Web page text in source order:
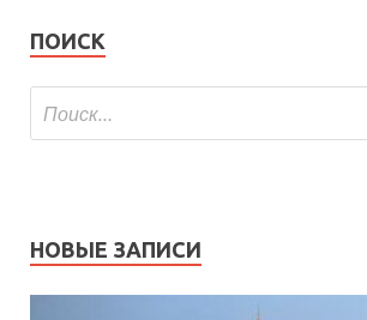
ПОИСК
НОВЫЕ ЗАПИСИ